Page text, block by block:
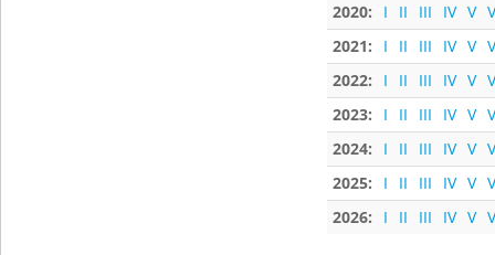
2020:
I II III IV V
2021:
I II III IV V
2022:
I II III IV V
2023:
I II III IV V
2024:
I II III IV V
2025:
I II III IV V
2026:
I II III IV V